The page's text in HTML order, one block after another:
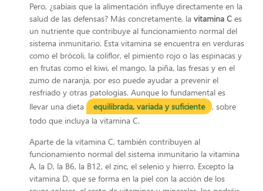
Pero, ¿sabíais que la alimentación influye directamente en la
salud de las defensas? Más concretamente, la vitamina C es
un nutriente que contribuye al funcionamiento normal del
sistema inmunitario. Esta vitamina se encuentra en verduras
como el brócoli, la coliflor, el pimiento rojo o las espinacas y
en frutas como el kiwi, el mango, la piña, las fresas y en el
zumo de naranja, por eso puede ayudar a prevenir el
resfriado y otras patologías. Aunque lo fundamental es
llevar una dieta
equilibrada, variada y suficiente
, sobre
todo que incluya la vitamina C.
Aparte de la vitamina C, también contribuyen al
funcionamiento normal del sistema inmunitario la vitamina
A, la D, la B6, la B12, el zinc, el selenio y hierro. Excepto la
vitamina D, que se forma en la piel con la acción de los